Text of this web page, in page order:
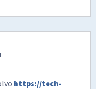
https://tech-